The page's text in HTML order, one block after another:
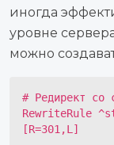
иногда
уровне
можно
# Редирект со
RewriteRule
[R=301,L]